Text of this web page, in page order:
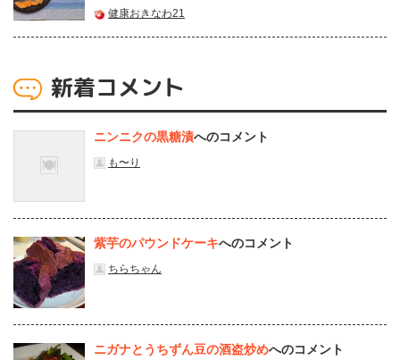
健康おきなわ21
新着コメント
ニンニクの黒糖漬へのコメント
も〜り
紫芋のパウンドケーキへのコメント
ちらちゃん
ニガナとうちずん豆の酒盗炒めへのコメント